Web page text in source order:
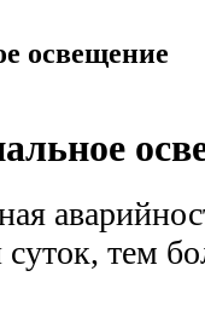
освещение
тем